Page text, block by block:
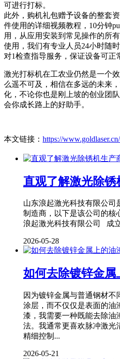
可进行打标。
此外，购机礼包赠予设备的整套
件使用的详细视频教程，10分钟
用，从应用安装到常见操作的所
使用，我们有专业人员24小时随
对1检查指导服务，保证设备可正
激光打标机在工农业仍然是一个
么遥不可及，相信在多远的未来
化，不论你也是刚上坡的创业团
会你成长路上的好助手。
本文链接： https://
直观了解激光除
山东浪起激光科技有限公司
制造商，以下是该公司的
浪起激光科技有限公司 成
2026-05-28
如何去除镀锌金属
因为镀锌金属与普通钢材不
涂层，而不仅仅是表面的油
漆，我需要一种既能去除油
法。我通常更喜欢脉冲激光
精细控制...
2026-05-21